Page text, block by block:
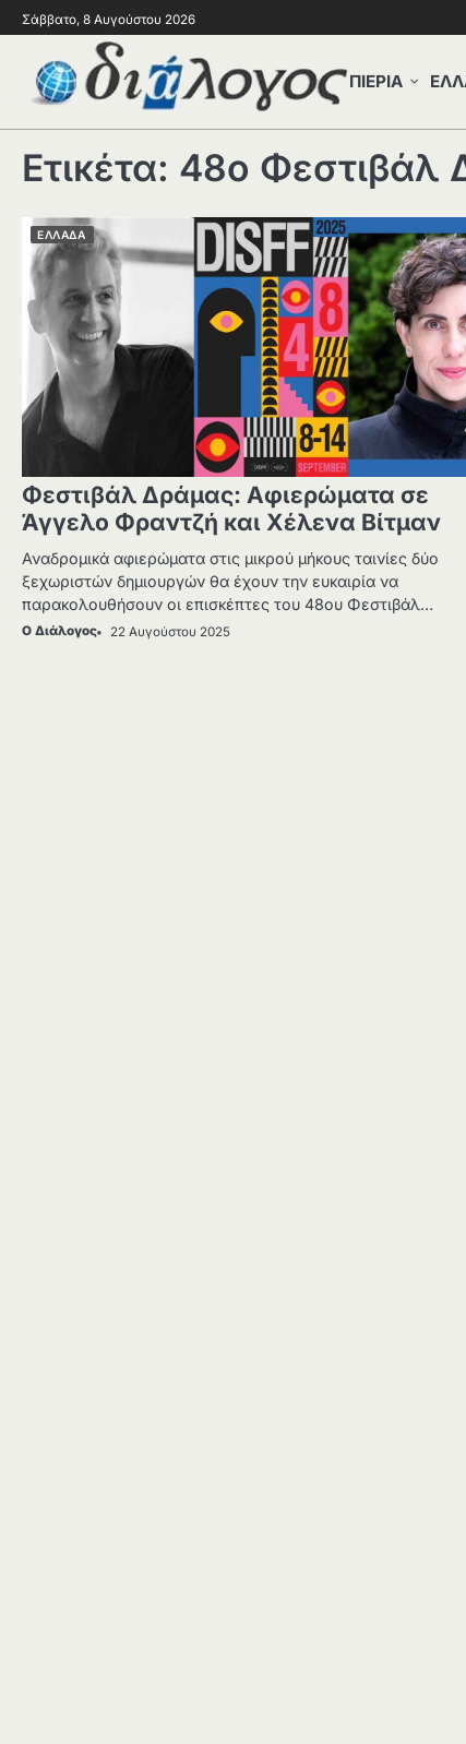
Σάββατο, 8 Αυγούστου 2026
ΠΙΕΡΙΑ
Ετικέτα: 48ο Φεστιβάλ
ΕΛΛΑΔΑ
Φεστιβάλ Δράμας: Αφιερώματα σε
Άγγελο Φραντζή και Χέλενα Βίτμαν
Αναδρομικά αφιερώματα στις μικρού μήκους ταινίες δύο
ξεχωριστών δημιουργών θα έχουν την ευκαιρία να
παρακολουθήσουν οι επισκέπτες του 48ου Φεστιβάλ…
Ο Διάλογος 22 Αυγούστου 2025